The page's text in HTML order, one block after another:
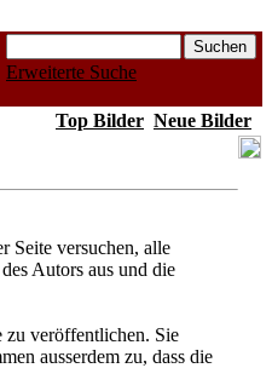
Erweiterte Suche
Top Bilder Neue Bilder
Seite versuchen, alle
Autors aus und die
zu veröffentlichen. Sie
ausserdem zu, dass die